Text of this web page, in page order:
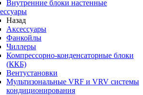
Внутренние блоки настенные
Назад
Аксессуары
Фанкойлы
Чиллеры
Компрессорно-конденсаторные блоки
(ККБ)
Вентустановки
Мультизональные VRF и VRV системы
кондиционирования